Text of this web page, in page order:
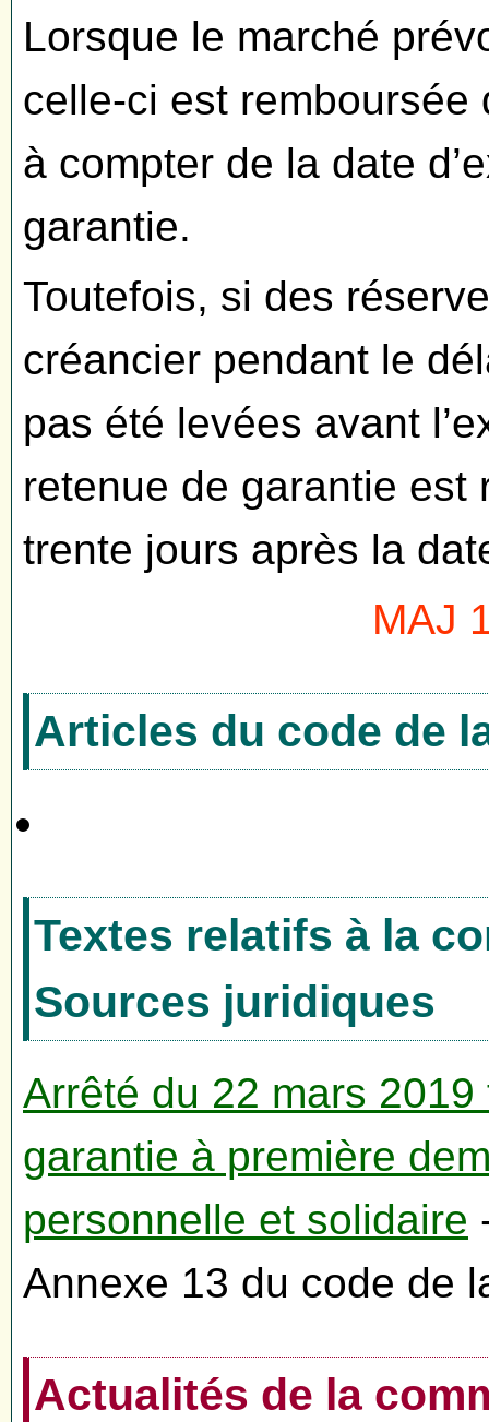
Lorsque le marché
celle-ci est
à compter de la date
garantie.
Toutefois, si des
créancier pendant le
pas été levées avant
retenue de garantie est
trente jours après la
MAJ
Articles du code de
Textes relatifs à la
Sources juridiques
Arrêté du 22 mars
garantie à première
personnelle et solidaire
Annexe 13 du code de
Actualités de la